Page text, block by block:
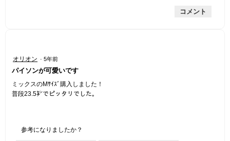
コメント
5
／
5
個
オリオン · 5年前
パイソンが可愛いです
ミックスのMｻｲｽﾞ購入しました！
普段23.5㌢でピッタリでした。
参考になりましたか？